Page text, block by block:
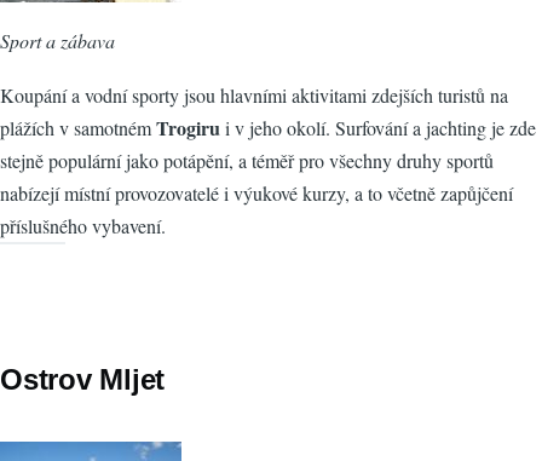
Sport a zábava
Koupání a vodní sporty jsou hlavními aktivitami zdejších turistů na
plážích v samotnémTrogiru i v jeho okolí. Surfování a jachting je zde
stejně populární jako potápění, a téměř pro všechny druhy sportů
nabízejí místní provozovatelé i výukové kurzy, a to včetně zapůjčení
příslušného vybavení.
Ostrov Mljet